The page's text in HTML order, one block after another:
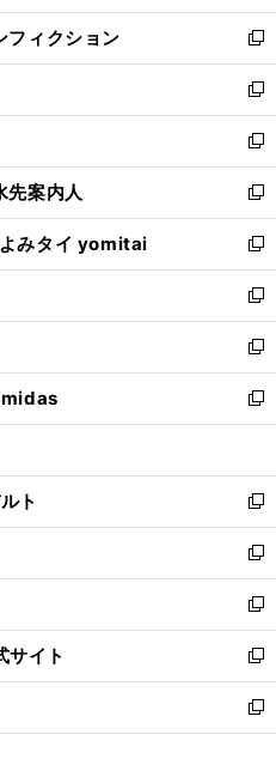
開
く
ウ
で
開
く
ン
ド
ウ
で
開
く
ウ
ィ
ン
ド
ウ
で
開
く
フィクション
新
し
い
ウ
ィ
ン
ド
ウ
で
開
く
新
し
い
ウ
ィ
ン
ド
ウ
で
開
く
新
し
い
ウ
ィ
ン
ド
ウ
で
開
く
先案内人
新
し
い
ウ
ィ
ン
ド
ウ
で
開
みタイ yomitai
新
し
い
ウ
ィ
ン
ド
ウ
開
く
新
し
い
ウ
ィ
ン
ウ
で
開
く
新
し
い
ウ
ン
ド
ウ
で
開
く
新
し
ウ
ィ
ン
ド
ウ
で
開
く
ト
新
し
い
ウ
ィ
ン
ド
ウ
で
開
新
し
い
ウ
ィ
ン
ド
ウ
新
し
い
ウ
ィ
ン
サイト
新
し
い
ウ
新
し